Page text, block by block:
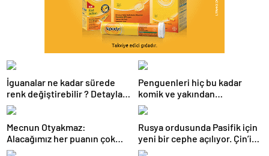
İguanalar ne kadar sürede
renk değiştirebilir ? Detaylar
burada…
Penguenleri hiç bu kadar
komik ve yakından
görmemiştiniz
Mecnun Otyakmaz:
Alacağımız her puanın çok
önemi var
Rusya ordusunda Pasifik için
yeni bir cephe açılıyor. Çin’in
ilk tepkisi!